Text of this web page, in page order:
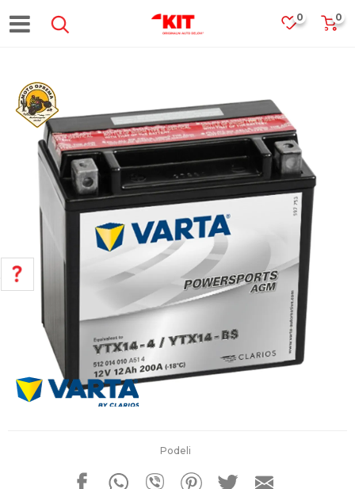
0
0
Podeli
POMOĆ PRI KUPOVINI
Za više informacija, pomoć i
porudžbine
011 4427900
Radno vreme
Pišite nam